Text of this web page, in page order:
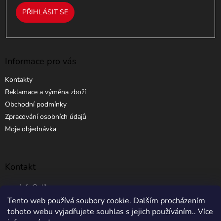
Tento web používá soubory cookie. Dalším procházením
tohoto webu vyjadřujete souhlas s jejich používáním.. Více
PŘIHLÁSIT SE
Informace pro vás
Kontakty
Reklamace a výměna zboží
Obchodní podmínky
Zpracování osobních údajů
Moje objednávka
Kontakt
info @ elibros.cz
+420 734 184 444